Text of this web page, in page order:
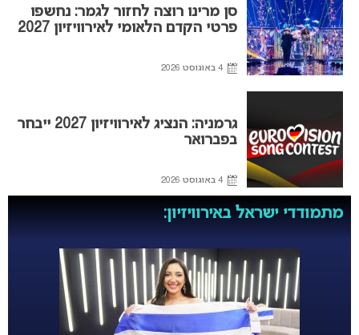
סן מרינו רוצה לחזור לגמר: נחשפו
פרטי הקדם הלאומי לאירוויזיון 2027
4 באוגוסט 2026
גרמניה: הנציג לאירוויזיון 2027 ייבחר
בפברואר
4 באוגוסט 2026
מתמודדי ישראל באירוויזיון: